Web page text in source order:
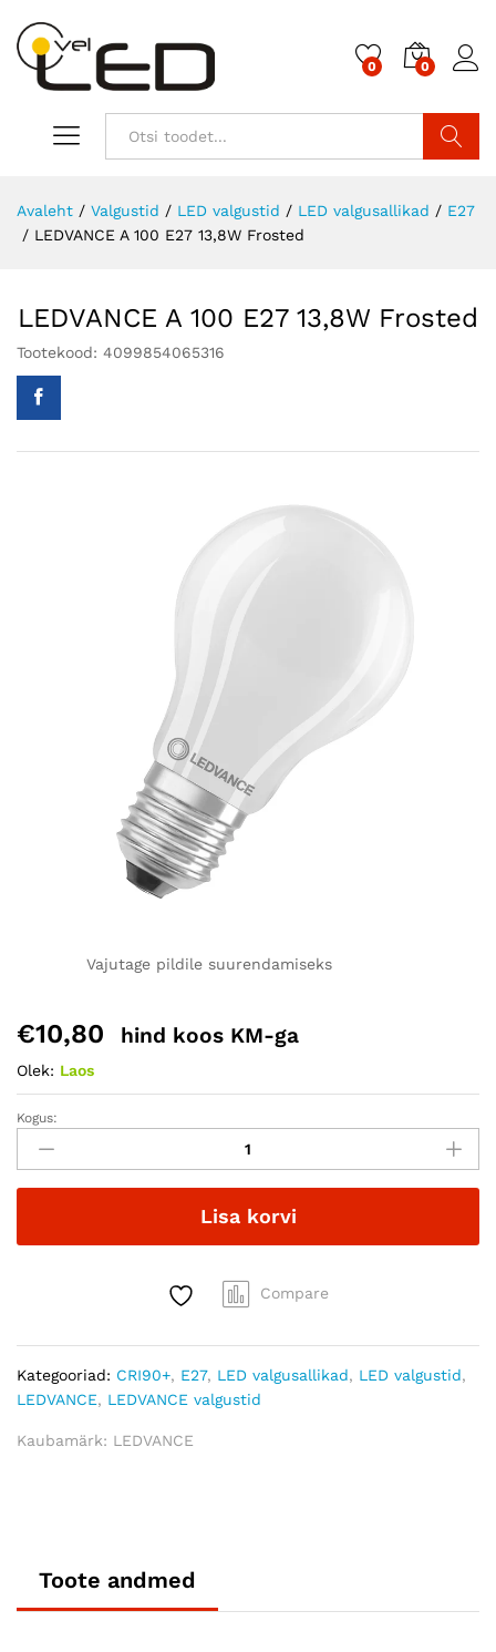
0 0
Avaleht / Valgustid / LED valgustid / LED valgusallikad / E27
/ LEDVANCE A 100 E27 13,8W Frosted
LEDVANCE A 100 E27 13,8W Frosted
Tootekood: 4099854065316
Vajutage pildile suurendamiseks
€10,80 hind koos KM-ga
Olek: Laos
LEDVANCE
100
E27
Frosted
Kogus:
Lisa korvi
Compare
Kategooriad: CRI90+, E27, LED valgusallikad, LED valgustid,
LEDVANCE, LEDVANCE valgustid
Kaubamärk: LEDVANCE
Toote andmed